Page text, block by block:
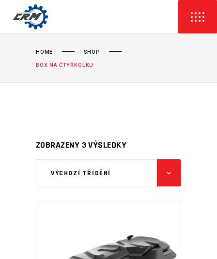
HOME
SHOP
BOX NA ČTYŘKOLKU
ZOBRAZENY 3 VÝSLEDKY
VÝCHOZÍ TŘÍDĚNÍ